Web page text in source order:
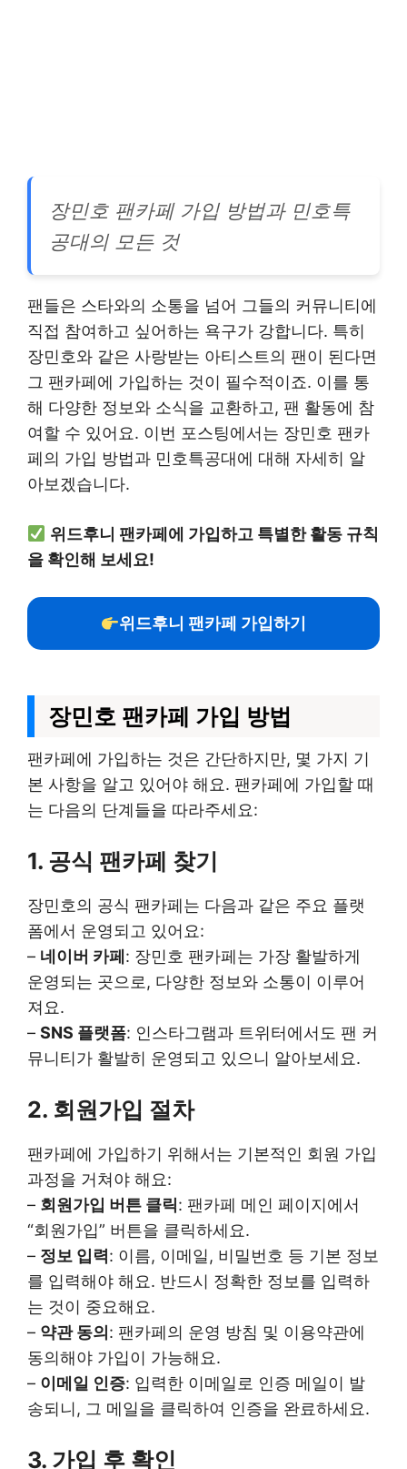
장민호 팬카페 가입 방법과 민호특
공대의 모든 것
팬들은 스타와의 소통을 넘어 그들의 커뮤니티에
직접 참여하고 싶어하는 욕구가 강합니다. 특히
장민호와 같은 사랑받는 아티스트의 팬이 된다면
그 팬카페에 가입하는 것이 필수적이죠. 이를 통
해 다양한 정보와 소식을 교환하고, 팬 활동에 참
여할 수 있어요. 이번 포스팅에서는 장민호 팬카
페의 가입 방법과 민호특공대에 대해 자세히 알
아보겠습니다.
위드후니 팬카페에 가입하고 특별한 활동 규칙
을 확인해 보세요!
위드후니 팬카페 가입하기
장민호 팬카페 가입 방법
팬카페에 가입하는 것은 간단하지만, 몇 가지 기
본 사항을 알고 있어야 해요. 팬카페에 가입할 때
는 다음의 단계들을 따라주세요:
1. 공식 팬카페 찾기
장민호의 공식 팬카페는 다음과 같은 주요 플랫
폼에서 운영되고 있어요:
– 네이버 카페 : 장민호 팬카페는 가장 활발하게
운영되는 곳으로, 다양한 정보와 소통이 이루어
져요.
– SNS 플랫폼: 인스타그램과 트위터에서도 팬 커
뮤니티가 활발히 운영되고 있으니 알아보세요.
2. 회원가입 절차
팬카페에 가입하기 위해서는 기본적인 회원 가입
과정을 거쳐야 해요:
– 회원가입 버튼 클릭: 팬카페 메인 페이지에서
“회원가입” 버튼을 클릭하세요.
– 정보 입력 : 이름, 이메일, 비밀번호 등 기본 정보
를 입력해야 해요. 반드시 정확한 정보를 입력하
는 것이 중요해요.
– 약관 동의 : 팬카페의 운영 방침 및 이용약관에
동의해야 가입이 가능해요.
– 이메일 인증: 입력한 이메일로 인증 메일이 발
송되니, 그 메일을 클릭하여 인증을 완료하세요.
3. 가입 후 확인